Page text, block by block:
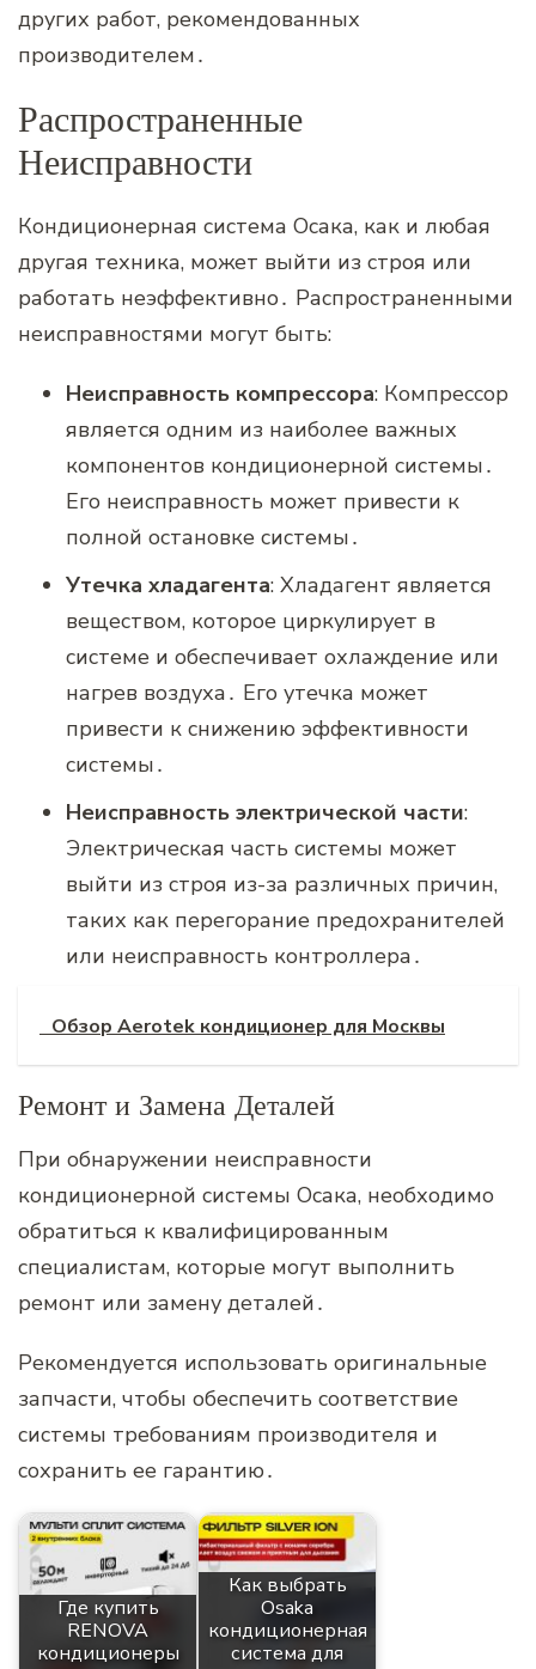
других работ‚ рекомендованных
производителем․
Распространенные
Неисправности
Кондиционерная система Осака‚ как и любая
другая техника‚ может выйти из строя или
работать неэффективно․ Распространенными
неисправностями могут быть:
Неисправность компрессора: Компрессор
является одним из наиболее важных
компонентов кондиционерной системы․
Его неисправность может привести к
полной остановке системы․
Утечка хладагента: Хладагент является
веществом‚ которое циркулирует в
системе и обеспечивает охлаждение или
нагрев воздуха․ Его утечка может
привести к снижению эффективности
системы․
Неисправность электрической части:
Электрическая часть системы может
выйти из строя из-за различных причин‚
таких как перегорание предохранителей
или неисправность контроллера․
Обзор Aerotek кондиционер для Москвы
Ремонт и Замена Деталей
При обнаружении неисправности
кондиционерной системы Осака‚ необходимо
обратиться к квалифицированным
специалистам‚ которые могут выполнить
ремонт или замену деталей․
Рекомендуется использовать оригинальные
запчасти‚ чтобы обеспечить соответствие
системы требованиям производителя и
сохранить ее гарантию․
Где купить
RENOVA
кондиционеры
Как выбрать
Osaka
кондиционерная
система для